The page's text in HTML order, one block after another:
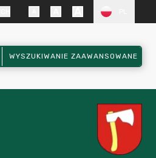
WYSZUKIWANIE ZAAWANSOWANE